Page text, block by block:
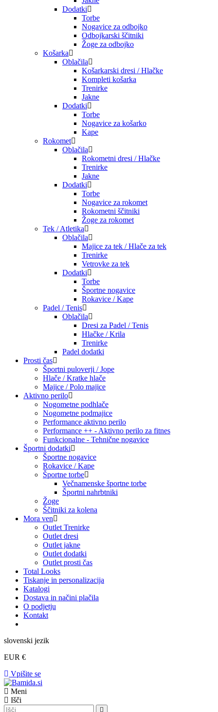
Dodatki
Torbe
Nogavice za odbojko
Odbojkarski ščitniki
Žoge za odbojko
Košarka
Oblačila
Košarkarski dresi / Hlačke
Kompleti košarka
Trenirke
Jakne
Dodatki
Torbe
Nogavice za košarko
Kape
Rokomet
Oblačila
Rokometni dresi / Hlačke
Trenirke
Jakne
Dodatki
Torbe
Nogavice za rokomet
Rokometni ščitniki
Žoge za rokomet
Tek / Atletika
Oblačila
Majice za tek / Hlače za tek
Trenirke
Vetrovke za tek
Dodatki
Torbe
Športne nogavice
Rokavice / Kape
Padel / Tenis
Oblačila
Dresi za Padel / Tenis
Hlačke / Krila
Trenirke
Padel dodatki
Prosti čas
Športni puloverji / Jope
Hlače / Kratke hlače
Majice / Polo majice
Aktivno perilo
Nogometne podhlače
Nogometne podmajice
Performance aktivno perilo
Performance ++ - Aktivno perilo za fitnes
Funkcionalne - Tehnične nogavice
Športni dodatki
Športne nogavice
Rokavice / Kape
Športne torbe
Večnamenske športne torbe
Športni nahrbtniki
Žoge
Ščitniki za kolena
Mora ven
Outlet Trenirke
Outlet dresi
Outlet jakne
Outlet dodatki
Outlet prosti čas
Total Looks
Tiskanje in personalizacija
Katalogi
Dostava in načini plačila
O podjetju
Kontakt
slovenski jezik
EUR €
Vpišite se
Meni
Išči